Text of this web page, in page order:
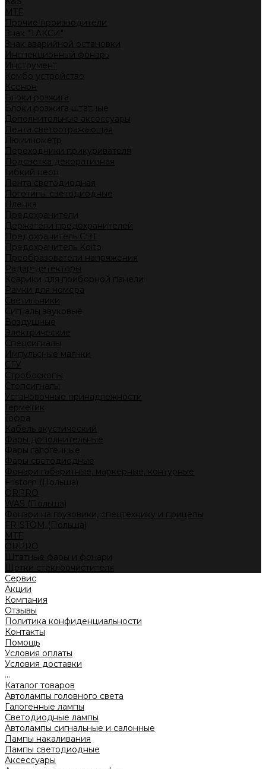
MTF
Прочие производители
Знак "ТАКСИ"
Знак аварийной остановки
Инспекционный фонарь
Инструмент
Комбо устройство
Ксенон
Блоки розжига
Блоки розжига штатные
Дополнительные аксессуары
Лента светоотражающая
Люминометр
Переходники прикуривателя
Подсветка декоративная
Гибкий неон
Лента светодиодная
Логотипы светодиодные
Пленка
Предохранители
Держатели предохранителей
Предохранитель CBT
Предохранитель Koito
Преобразователи напряжения
Радар-детекторы
Коврики для приборной панели
Рамки для номера
Светильники
Сигналы звуковые
Воздушные
Электрические
Спецсигналы
Импульсные маячки
СГУ
Стробоскопы
Стопсигналы
Установочные принадлежности
Герметик
Гофра
Кабель акустический
Фары дополнительные
Фары галогенные
Фары светодиодные
Фонари габаритные, маркерные, контурные
Fristom (Польша)
ORPRO
WAS (Польша)
Фонари на грузовики, спецтехнику и прицепы
FRISTOM (Польша)
MTF
ORPRO
Штатные фары и фонари
Щетки стеклоочистителя
Сервис
Акции
Компания
Отзывы
Политика конфиденциальности
Контакты
Помощь
Условия оплаты
Условия доставки
...
Каталог товаров
Автолампы головного света
Галогенные лампы
Светодиодные лампы
Автолампы сигнальные и салонные
Лампы накаливания
Лампы светодиодные
Аксессуары